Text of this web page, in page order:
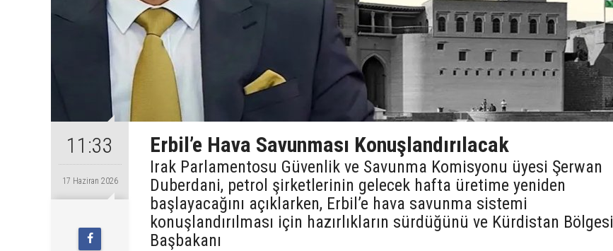
11:33
17 Haziran 2026
Erbil’e Hava Savunması Konuşlandırılacak
Irak Parlamentosu Güvenlik ve Savunma Komisyonu üyesi Şerwan
Duberdani, petrol şirketlerinin gelecek hafta üretime yeniden
başlayacağını açıklarken, Erbil’e hava savunma sistemi
konuşlandırılması için hazırlıkların sürdüğünü ve Kürdistan Bölgesi
Başbakanı